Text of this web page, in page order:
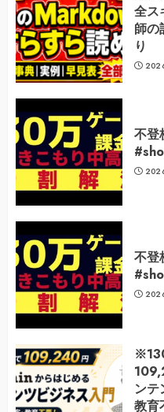
全ス
師の
り
不登
不登
ンテ
教育